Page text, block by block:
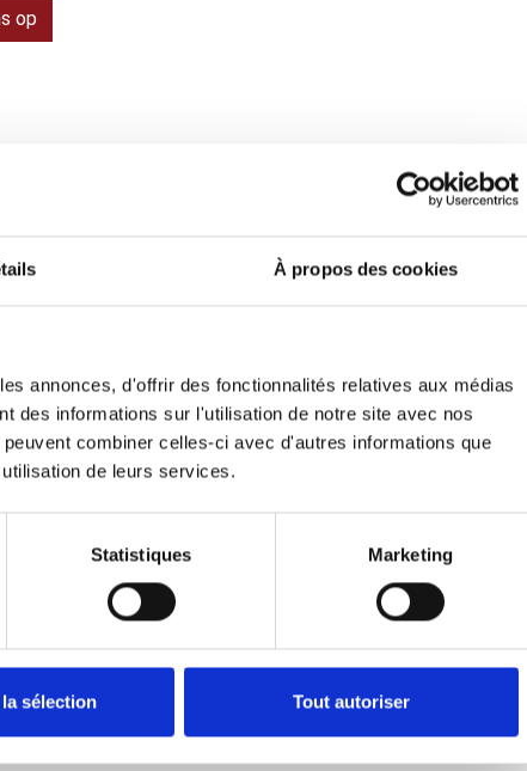
À propos des cookies
annonces, d'offrir des fonctionnalités relatives aux médias
des informations sur l'utilisation de notre site avec nos
combiner celles-ci avec d'autres informations que
de leurs services.
Statistiques Marketing
sélection Tout autoriser
op
centrum van Malmedyis gevestigd in een voormalig
papier en papier maken, het carnaval, de schatkamer
op